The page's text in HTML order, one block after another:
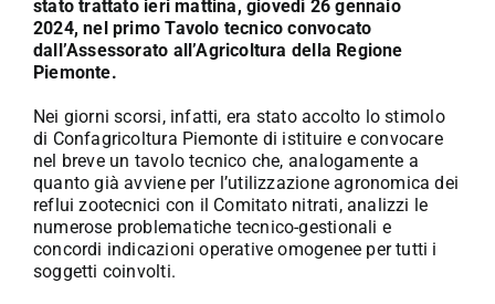
Lavora con noi
Contatti
stato trattato ieri mattina, giovedì 26 gennaio
2024, nel primo Tavolo tecnico convocato
dall’Assessorato all’Agricoltura della Regione
Piemonte.
Nei giorni scorsi, infatti, era stato accolto lo stimolo
di Confagricoltura Piemonte di istituire e convocare
nel breve un tavolo tecnico che, analogamente a
quanto già avviene per l’utilizzazione agronomica dei
reflui zootecnici con il Comitato nitrati, analizzi le
numerose problematiche tecnico-gestionali e
concordi indicazioni operative omogenee per tutti i
soggetti coinvolti.